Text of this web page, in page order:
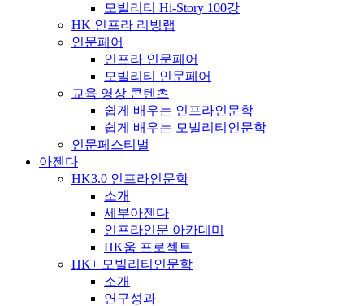
모빌리티 Hi-Story 100강
HK 인프라 리빙랩
인문페어
인프라 인문페어
모빌리티 인문페어
교육 영상 콘텐츠
쉽게 배우는 인프라인문학
쉽게 배우는 모빌리티인문학
인문페스티벌
아젠다
HK3.0 인프라인문학
소개
세부아젠다
인프라인문 아카데미
HK움 프로젝트
HK+ 모빌리티인문학
소개
연구성과